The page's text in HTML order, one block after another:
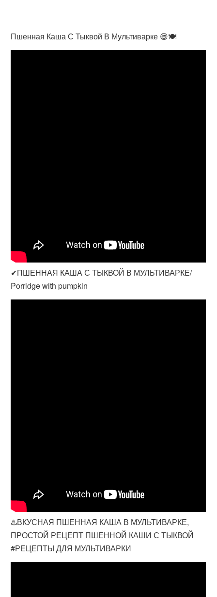
Пшенная Каша С Тыквой В Мультиварке 😄🍽
✔ПШЕННАЯ КАША С ТЫКВОЙ В МУЛЬТИВАРКЕ/
Porridge with pumpkin
♨️ВКУСНАЯ ПШЕННАЯ КАША В МУЛЬТИВАРКЕ,
ПРОСТОЙ РЕЦЕПТ ПШЕННОЙ КАШИ С ТЫКВОЙ
#РЕЦЕПТЫ ДЛЯ МУЛЬТИВАРКИ